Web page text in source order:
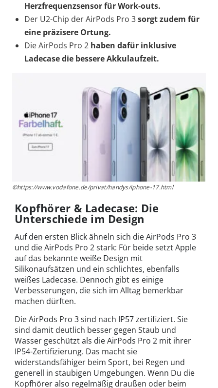
Herzfrequenzsensor für Work-outs.
Der U2-Chip der AirPods Pro 3sorgt zudem für
eine präzisere Ortung.
Die AirPods Pro 2 haben dafür inklusive
Ladecasedie bessere Akkulaufzeit.
©https://www.vodafone.de/privat/handys/iphone-17.html
Kopfhörer & Ladecase: Die
Unterschiede im Design
Auf den ersten Blick ähneln sich die AirPods Pro 3
und die AirPods Pro 2 stark: Für beide setzt Apple
auf das bekannte weiße Design mit
Silikonaufsätzen und ein schlichtes, ebenfalls
weißes Ladecase. Dennoch gibt es einige
Verbesserungen, die sich im Alltag bemerkbar
machen dürften.
Die AirPods Pro 3 sind nach IP57 zertifiziert. Sie
sind damit deutlich besser gegen Staub und
Wasser geschützt als die AirPods Pro 2 mit ihrer
IP54-Zertifizierung. Das macht sie
widerstandsfähiger beim Sport, bei Regen und
generell in staubigen Umgebungen. Wenn Du die
Kopfhörer also regelmäßig draußen oder beim